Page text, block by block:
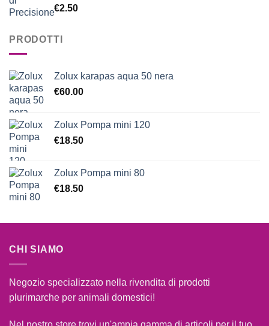
Valutato
5.00
€2.50
PRODOTTI
Zolux karapas aqua 50 nera
€60.00
Zolux Pompa mini 120
€18.50
Zolux Pompa mini 80
€18.50
CHI SIAMO
Negozio specializzato nella rivendita di prodotti
plurimarche per animali domestici!